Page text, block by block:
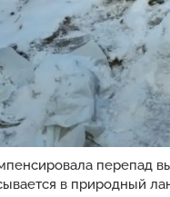
перепад
в природный